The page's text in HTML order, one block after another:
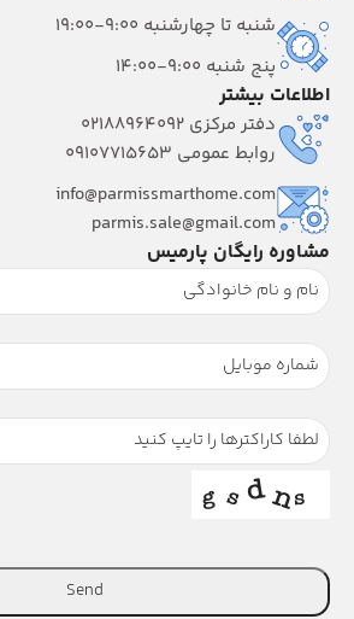
شنبه تا چهارشنبه 9:00-19:00
پنج شنبه 9:00-14:00
اطلاعات بیشتر
دفتر مرکزی 02188964092
روابط عمومی 09107715653
info@parmissmarthome.com
parmis.sale@gmail.com
مشاوره رایگان پارمیس
Send